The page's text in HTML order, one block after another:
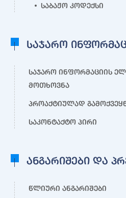
საბაჟო კოდექსი
საჯარო
საჯარო ინფორმაციის
მოთხოვნა
პროაქტიულად
საკონტაქტო პირი
ანგარიშები და
წლიური ანგარიშები